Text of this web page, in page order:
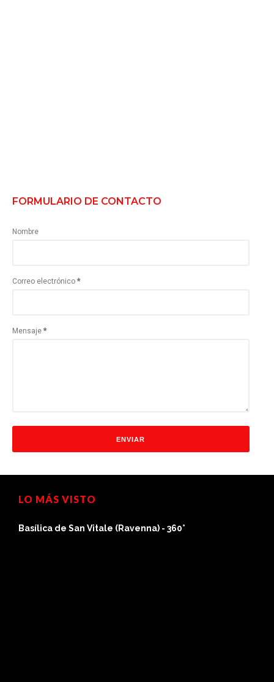
FORMULARIO DE CONTACTO
Nombre
Correo electrónico *
Mensaje *
LO MÁS VISTO
Basílica de San Vitale (Ravenna) - 360°